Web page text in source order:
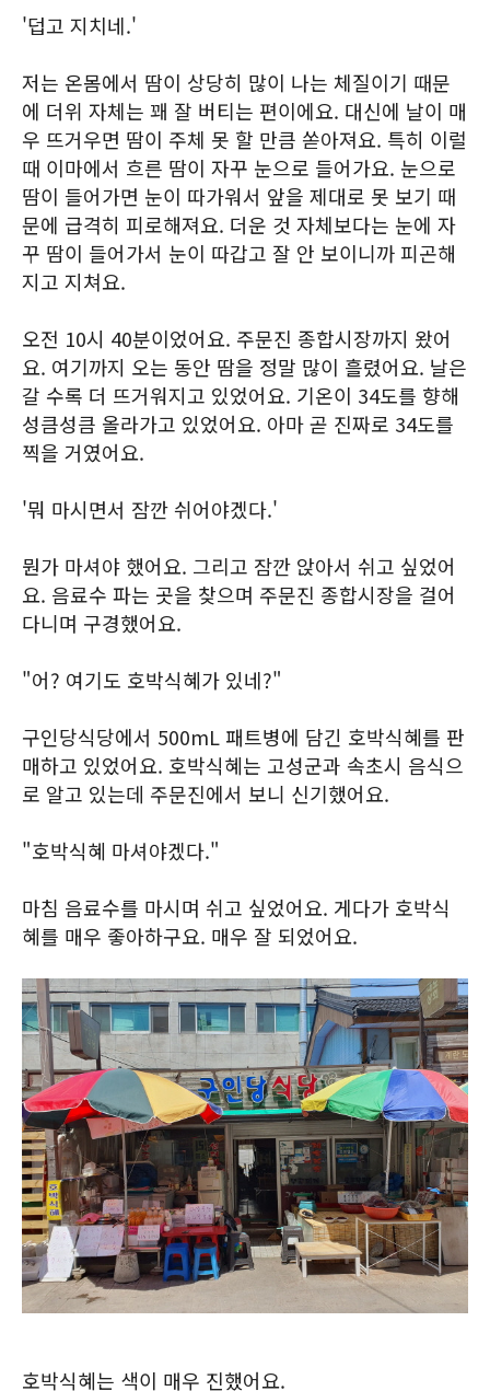
'덥고 지치네.'
저는 온몸에서 땀이 상당히 많이 나는 체질이기 때문
에 더위 자체는 꽤 잘 버티는 편이에요. 대신에 날이 매
우 뜨거우면 땀이 주체 못 할 만큼 쏟아져요. 특히 이럴
때 이마에서 흐른 땀이 자꾸 눈으로 들어가요. 눈으로
땀이 들어가면 눈이 따가워서 앞을 제대로 못 보기 때
문에 급격히 피로해져요. 더운 것 자체보다는 눈에 자
꾸 땀이 들어가서 눈이 따갑고 잘 안 보이니까 피곤해
지고 지쳐요.
오전 10시 40분이었어요. 주문진 종합시장까지 왔어
요. 여기까지 오는 동안 땀을 정말 많이 흘렸어요. 날은
갈 수록 더 뜨거워지고 있었어요. 기온이 34도를 향해
성큼성큼 올라가고 있었어요. 아마 곧 진짜로 34도를
찍을 거였어요.
'뭐 마시면서 잠깐 쉬어야겠다.'
뭔가 마셔야 했어요. 그리고 잠깐 앉아서 쉬고 싶었어
요. 음료수 파는 곳을 찾으며 주문진 종합시장을 걸어
다니며 구경했어요.
"어? 여기도 호박식혜가 있네?"
구인당식당에서 500mL 패트병에 담긴 호박식혜를 판
매하고 있었어요. 호박식혜는 고성군과 속초시 음식으
로 알고 있는데 주문진에서 보니 신기했어요.
"호박식혜 마셔야겠다."
마침 음료수를 마시며 쉬고 싶었어요. 게다가 호박식
혜를 매우 좋아하구요. 매우 잘 되었어요.
호박식혜는 색이 매우 진했어요.